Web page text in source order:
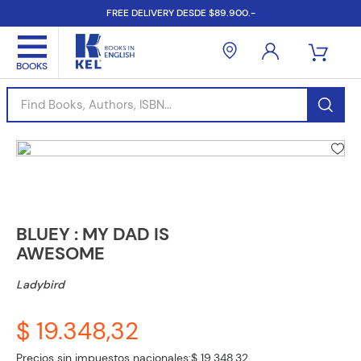
FREE DELIVERY DESDE $89.900.-
Find Books, Authors, ISBN...
BLUEY : MY DAD IS
AWESOME
Ladybird
$ 19.348,32
Precios sin impuestos nacionales:$ 19.348,32